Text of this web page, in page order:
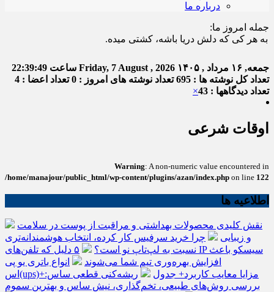
درباره ما
جمله امروز ما:
کی که دلش دریا باشه، کشتی میده.
جمعه, ۱۶ مرداد , ۱۴۰۵ Friday, 7 August , 2026 ساعت 22:39:49
تعداد کل نوشته ها : 695
تعداد نوشته های امروز : 0
تعداد اعضا : 4
تعداد دیدگاهها : 43
×
اوقات شرعی
Warning: A non-numeric value encountered in
/home/manajour/public_html/wp-content/plugins/azan/index.php on line 122
اطلاعیه ها
نقش کلیدی محصولات بهداشتی و مراقبت از پوست در سلامت
و زیبایی
چرا خرید سرفیس کار کرده، انتخاب هوشمندانه‌تری
نسبت به لپ‌تاپ نو است؟
۵ دلیل که تلفن‌های IP سیسکو باعث
افزایش بهره‌وری تیم شما می‌شوند
انواع باتری یو پی
اس(ups)+مزایا معایب کاربرد+ جدول
ریشه‌کنی قطعی ساس:
بررسی روش‌های طبیعی، تخم‌گذاری، نیش ساس و بهترین سموم